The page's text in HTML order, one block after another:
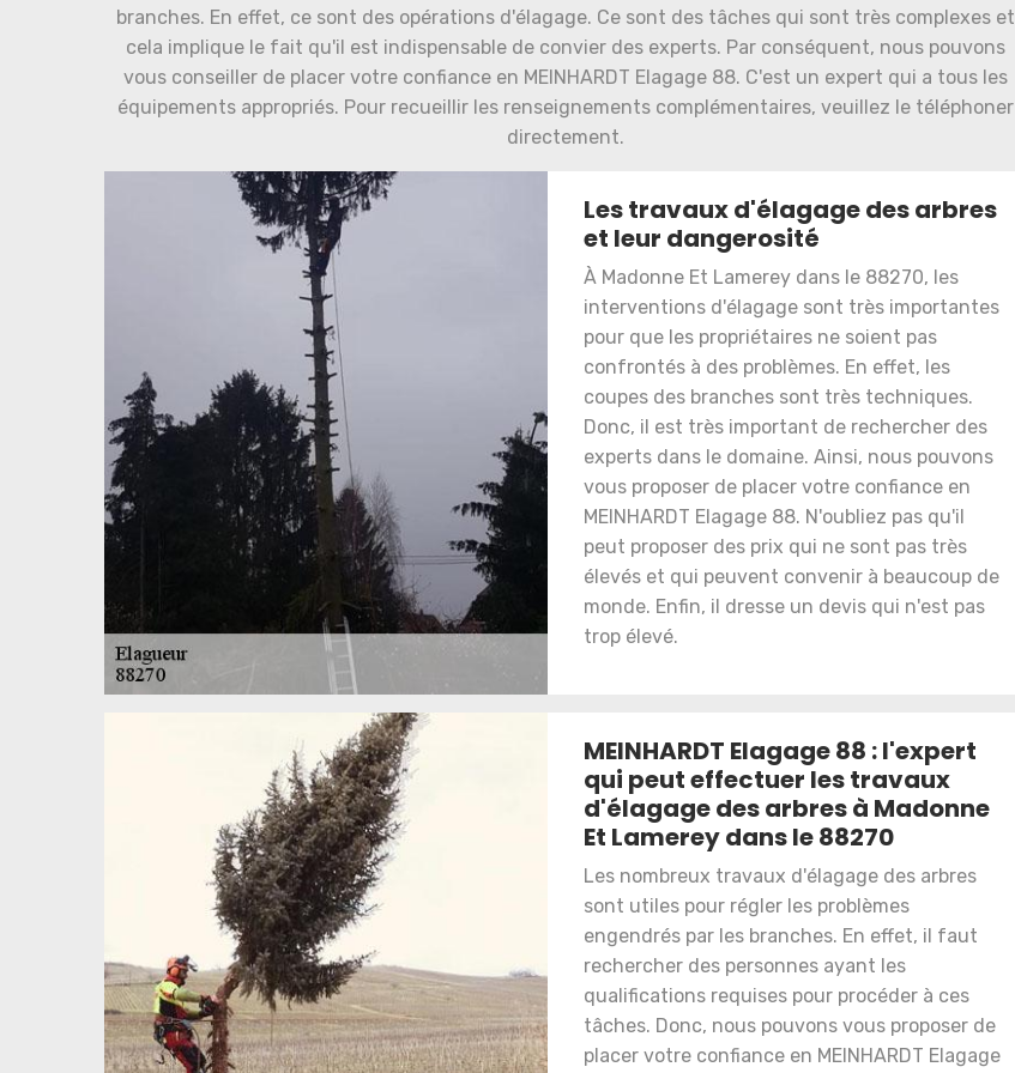
branches. En effet, ce sont des opérations d'élagage. Ce sont des tâches qui sont très complexes et
cela implique le fait qu'il est indispensable de convier des experts. Par conséquent, nous pouvons
vous conseiller de placer votre confiance en MEINHARDT Elagage 88. C'est un expert qui a tous les
équipements appropriés. Pour recueillir les renseignements complémentaires, veuillez le téléphoner
directement.
Les travaux d'élagage des arbres
et leur dangerosité
À Madonne Et Lamerey dans le 88270, les
interventions d'élagage sont très importantes
pour que les propriétaires ne soient pas
confrontés à des problèmes. En effet, les
coupes des branches sont très techniques.
Donc, il est très important de rechercher des
experts dans le domaine. Ainsi, nous pouvons
vous proposer de placer votre confiance en
MEINHARDT Elagage 88. N'oubliez pas qu'il
peut proposer des prix qui ne sont pas très
élevés et qui peuvent convenir à beaucoup de
monde. Enfin, il dresse un devis qui n'est pas
trop élevé.
MEINHARDT Elagage 88 : l'expert
qui peut effectuer les travaux
d'élagage des arbres à Madonne
Et Lamerey dans le 88270
Les nombreux travaux d'élagage des arbres
sont utiles pour régler les problèmes
engendrés par les branches. En effet, il faut
rechercher des personnes ayant les
qualifications requises pour procéder à ces
tâches. Donc, nous pouvons vous proposer de
placer votre confiance en MEINHARDT Elagage